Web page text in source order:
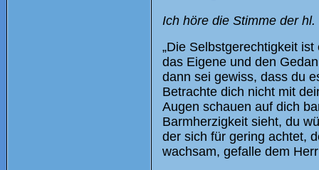
Ich höre die Stimme der hl.
„Die Selbstgerechtigkeit
das Eigene und den
dann sei gewiss, dass du
Betrachte dich nicht mit
Augen schauen auf dich
Barmherzigkeit sieht, du
der sich für gering achtet,
wachsam, gefalle dem